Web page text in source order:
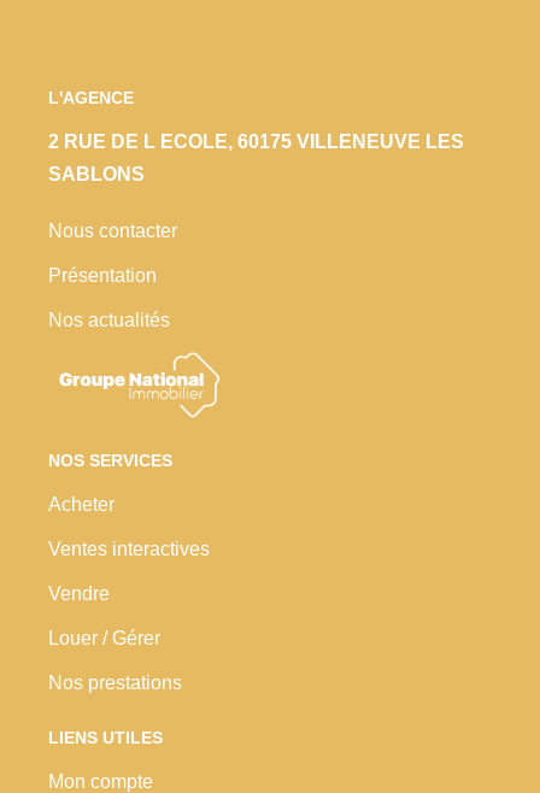
L'AGENCE
2 RUE DE L ECOLE, 60175 VILLENEUVE LES
SABLONS
Nous contacter
Présentation
Nos actualités
NOS SERVICES
Acheter
Ventes interactives
Vendre
Louer / Gérer
Nos prestations
LIENS UTILES
Mon compte